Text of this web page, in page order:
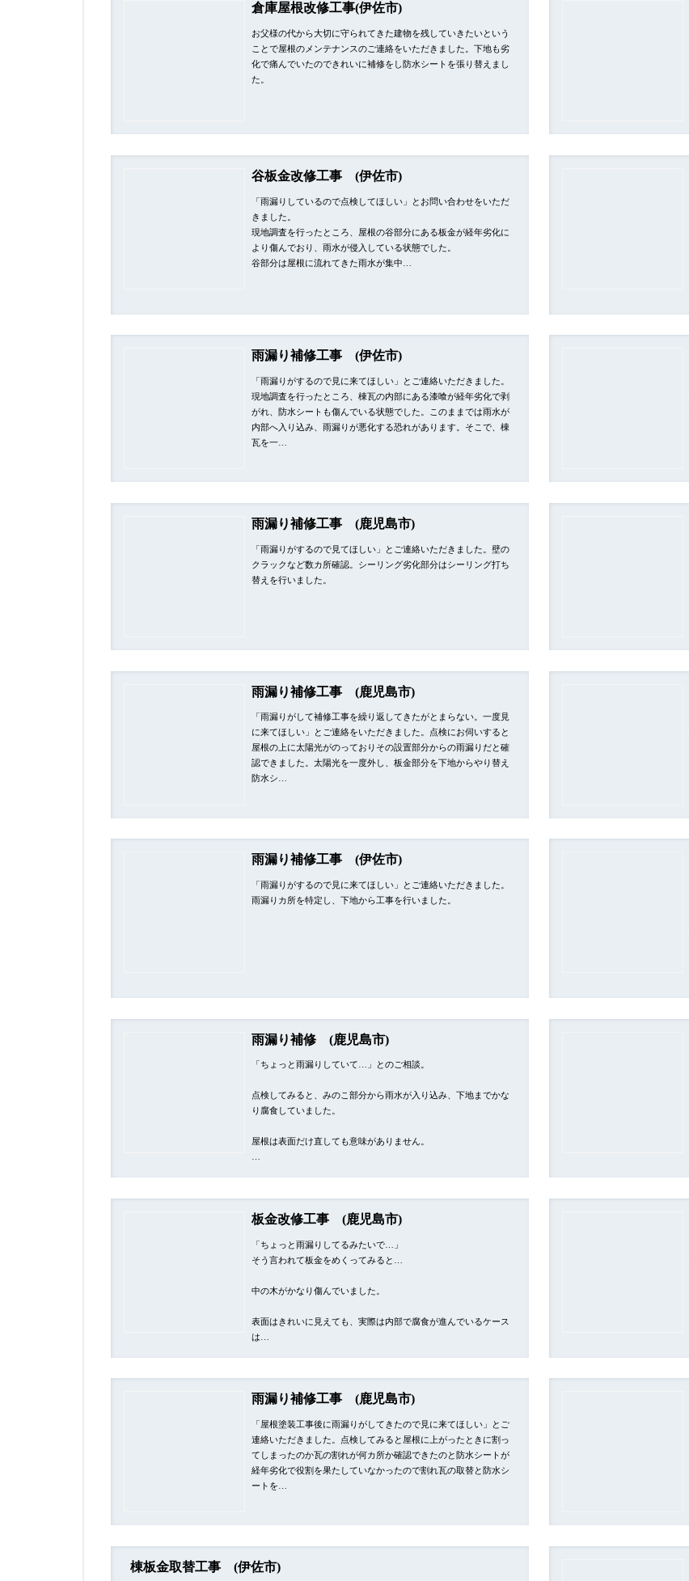
倉庫屋根改修工事(伊佐市)
お父様の代から大切に守られてきた建物を残していきたいという
ことで屋根のメンテナンスのご連絡をいただきました。下地も劣
化で痛んでいたのできれいに補修をし防水シートを張り替えまし
た。
谷板金改修工事 (伊佐市)
「雨漏りしているので点検してほしい」とお問い合わせをいただ
きました。
現地調査を行ったところ、屋根の谷部分にある板金が経年劣化に
より傷んでおり、雨水が侵入している状態でした。
谷部分は屋根に流れてきた雨水が集中…
雨漏り補修工事 (伊佐市)
「雨漏りがするので見に来てほしい」とご連絡いただきました。
現地調査を行ったところ、棟瓦の内部にある漆喰が経年劣化で剥
がれ、防水シートも傷んでいる状態でした。このままでは雨水が
内部へ入り込み、雨漏りが悪化する恐れがあります。そこで、棟
瓦を一…
雨漏り補修工事 (鹿児島市)
「雨漏りがするので見てほしい」とご連絡いただきました。壁の
クラックなど数カ所確認。シーリング劣化部分はシーリング打ち
替えを行いました。
雨漏り補修工事 (鹿児島市)
「雨漏りがして補修工事を繰り返してきたがとまらない。一度見
に来てほしい」とご連絡をいただきました。点検にお伺いすると
屋根の上に太陽光がのっておりその設置部分からの雨漏りだと確
認できました。太陽光を一度外し、板金部分を下地からやり替え
防水シ…
雨漏り補修工事 (伊佐市)
「雨漏りがするので見に来てほしい」とご連絡いただきました。
雨漏りカ所を特定し、下地から工事を行いました。
雨漏り補修 (鹿児島市)
「ちょっと雨漏りしていて…」とのご相談。
点検してみると、みのこ部分から雨水が入り込み、下地までかな
り腐食していました。
屋根は表面だけ直しても意味がありません。
板金改修工事 (鹿児島市)
「ちょっと雨漏りしてるみたいで…」
そう言われて板金をめくってみると…
中の木がかなり傷んでいました。
表面はきれいに見えても、実際は内部で腐食が進んでいるケース
は…
雨漏り補修工事 (鹿児島市)
「屋根塗装工事後に雨漏りがしてきたので見に来てほしい」とご
連絡いただきました。点検してみると屋根に上がったときに割っ
てしまったのか瓦の割れが何カ所か確認できたのと防水シートが
経年劣化で役割を果たしていなかったので割れ瓦の取替と防水シ
ートを…
棟板金取替工事 (伊佐市)